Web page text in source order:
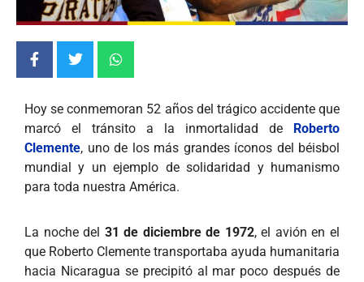
Hoy se conmemoran 52 años del trágico accidente que
marcó el tránsito a la inmortalidad de
Roberto
Clemente, uno de los más grandes íconos del béisbol
mundial y un ejemplo de solidaridad y humanismo
para toda nuestra América.
La noche del 31 de diciembre de 1972, el avión en el
que Roberto Clemente transportaba ayuda humanitaria
hacia Nicaragua se precipitó al mar poco después de